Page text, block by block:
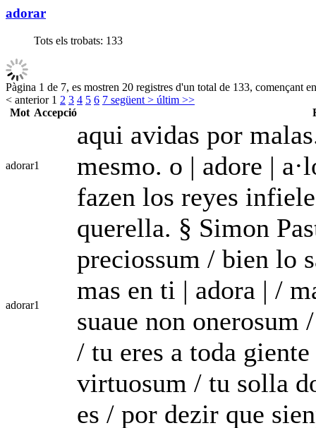
adorar
Tots els trobats: 133
Pàgina 1 de 7, es mostren 20 registres d'un total de 133, començant
< anterior 1 2 3 4 5 6 7 següent > últim >>
Mot Accepció
adorar1
aqui avidas por
mesmo. o | adore |
fazen los reyes
adorar1
querella. § Simon
preciossum / bien lo
mas en ti | adora | /
suaue non onerosum
/ tu eres a toda
virtuosum / tu solla
es / por dezir que